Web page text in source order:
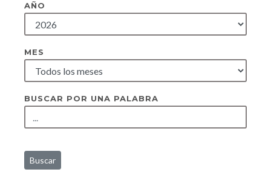
AÑO
MES
BUSCAR POR UNA PALABRA
Buscar